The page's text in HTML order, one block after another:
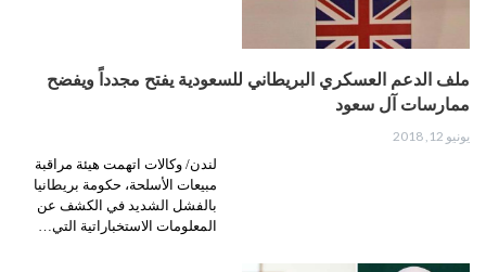
ملف الدعم العسكري البريطاني للسعودية يفتح مجدداً ويفضح
ممارسات آل سعود
يونيو 12, 2018
لندن/ وكالات اتهمت هيئة مراقبة
مبيعات الأسلحة، حكومة بريطانيا
بالفشل الشديد في الكشف عن
المعلومات الاستخباراتية التي…